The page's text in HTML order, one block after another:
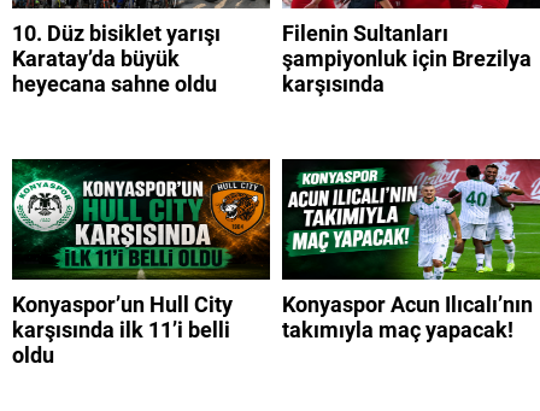
10. Düz bisiklet yarışı
Karatay’da büyük
heyecana sahne oldu
Filenin Sultanları
şampiyonluk için Brezilya
karşısında
Konyaspor’un Hull City
karşısında ilk 11’i belli
oldu
Konyaspor Acun Ilıcalı’nın
takımıyla maç yapacak!